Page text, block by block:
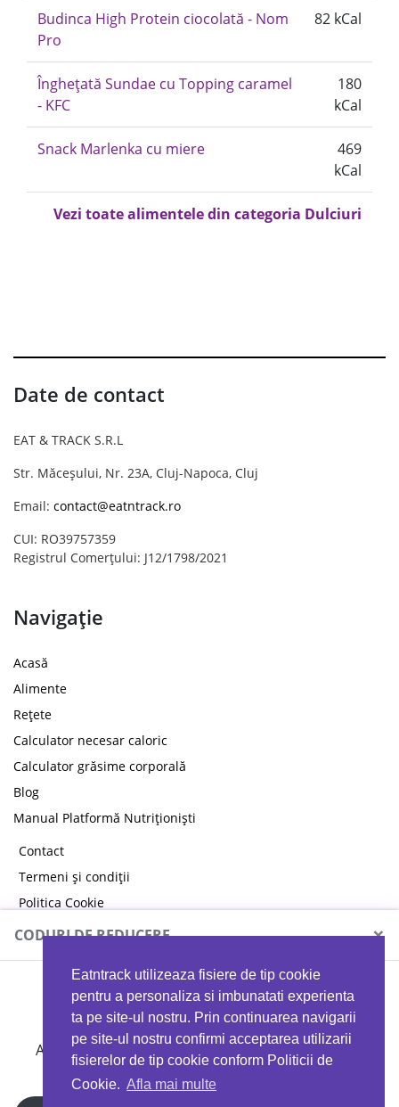
Eatntrack utilizeaza fisiere de tip cookie
pentru a personaliza si imbunatati experienta
ta pe site-ul nostru. Prin continuarea navigarii
pe site-ul nostru confirmi acceptarea utilizarii
fisierelor de tip cookie conform Politicii de
Cookie. Afla mai multe
Budinca High Protein ciocolată - Nom
Pro
82 kCal
Înghețată Sundae cu Topping caramel
- KFC
180
kCal
Snack Marlenka cu miere
469
kCal
Vezi toate alimentele din categoria Dulciuri
Date de contact
EAT & TRACK S.R.L
Str. Măceșului, Nr. 23A, Cluj-Napoca, Cluj
Email: contact@eatntrack.ro
CUI: RO39757359
Registrul Comerțului: J12/1798/2021
Navigație
Acasă
Alimente
Rețete
Calculator necesar caloric
Calculator grăsime corporală
Blog
Manual Platformă Nutriționiști
Contact
Termeni și condiții
Politica Cookie
Politica de confidențialitate
CODURI DE REDUCERE ×
MYPROTEIN
Ai 40%reducere la orice comandă folosind codul
EATTRACK